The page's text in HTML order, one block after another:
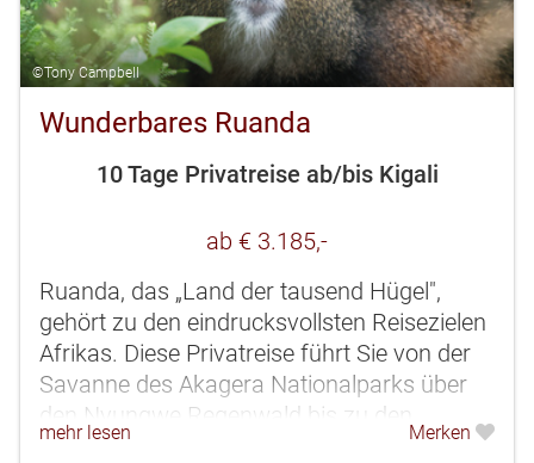
©Tony Campbell
Wunderbares Ruanda
10 Tage Privatreise ab/bis Kigali
ab € 3.185,-
Ruanda, das „Land der tausend Hügel",
gehört zu den eindrucksvollsten Reisezielen
Afrikas. Diese Privatreise führt Sie von der
Savanne des Akagera Nationalparks über
den Nyungwe Regenwald bis zu den
Vulkanen des Virunga Massivs....
mehr lesen Merken